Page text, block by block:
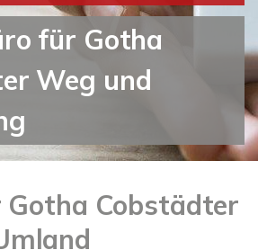
für Gotha
Weg und
Cobstädter